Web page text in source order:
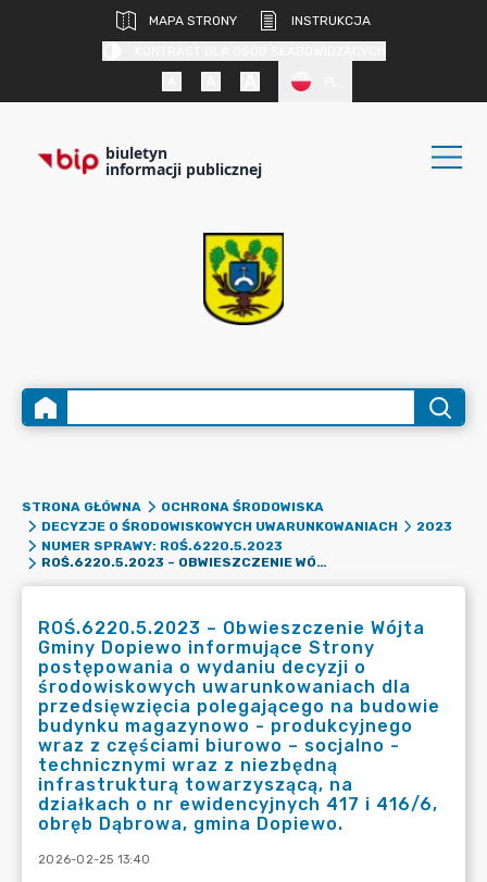
MAPA STRONY
INSTRUKCJA
biuletyn
informacji publicznej
STRONA GŁÓWNA
OCHRONA ŚRODOWISKA
DECYZJE O ŚRODOWISKOWYCH UWARUNKOWANIACH
2023
NUMER SPRAWY: ROŚ.6220.5.2023
ROŚ.6220.5.2023 – OBWIESZCZENIE WÓJTA GMINY DOPIEWO INFORMUJĄCE STRONY POSTĘPOWANIA O WYDANIU DECYZJI O ŚRODOWISKOWYCH UWARUNKOWANIACH DLA PRZEDSIĘWZIĘCIA POLEGAJĄCEGO NA BUDOWIE BUDYNKU MAGAZYNOWO - PRODUKCYJNEGO WRAZ Z CZĘŚCIAMI BIUROWO – SOCJALNO - TECHNICZNYMI WRAZ Z NIEZBĘDNĄ INFRASTRUKTURĄ TOWARZYSZĄCĄ, NA DZIAŁKACH O NR EWIDENCYJNYCH 417 I 416/6, OBRĘB DĄBROWA, GMINA DOPIEWO.
ROŚ.6220.5.2023 – Obwieszczenie Wójta
Gminy Dopiewo informujące Strony
postępowania o wydaniu decyzji o
środowiskowych uwarunkowaniach dla
przedsięwzięcia polegającego na budowie
budynku magazynowo - produkcyjnego
wraz z częściami biurowo – socjalno -
technicznymi wraz z niezbędną
infrastrukturą towarzyszącą, na
działkach o nr ewidencyjnych 417 i 416/6,
obręb Dąbrowa, gmina Dopiewo.
2026-02-25 13:40